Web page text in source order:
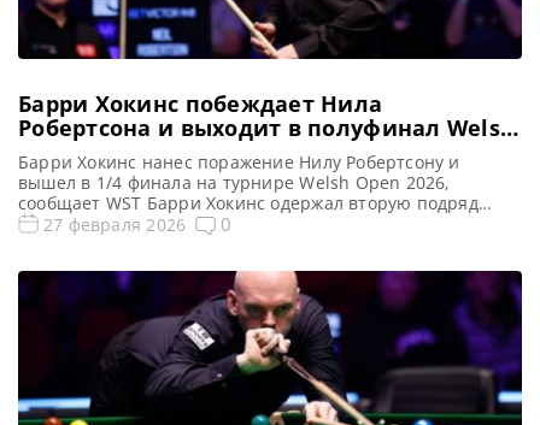
Барри Хокинс побеждает Нила
Робертсона и выходит в полуфинал Welsh
Open 2026
Барри Хокинс нанес поражение Нилу Робертсону и
вышел в 1/4 финала на турнире Welsh Open 2026,
сообщает WST Барри Хокинс одержал вторую подряд
победу над бывшим Чемпионом мира. Он впервые в этом
Обыграв вчера Марка Уильямса, Хокинс одержал […]
27 февраля 2026 0